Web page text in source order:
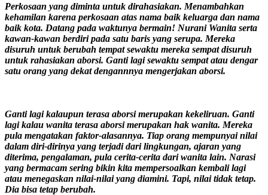
Perkosaan yang diminta untuk dirahasiakan. Menambahkan
kehamilan karena perkosaan atas nama baik keluarga dan nama
baik kota. Datang pada waktunya bermain! Nurani Wanita serta
kawan-kawan berdiri pada satu baris yang serupa. Mereka
disuruh untuk berubah tempat sewaktu mereka sempat disuruh
untuk rahasiakan aborsi. Ganti lagi sewaktu sempat atau dengar
satu orang yang dekat dengannnya mengerjakan aborsi.
Ganti lagi kalaupun terasa aborsi merupakan kekeliruan. Ganti
lagi kalau wanita terasa aborsi merupakan hak wanita. Mereka
pula mengatakan faktor-alasannya. Tiap orang mempunyai nilai
dalam diri-dirinya yang terjadi dari lingkungan, ajaran yang
diterima, pengalaman, pula cerita-cerita dari wanita lain. Narasi
yang bermacam sering bikin kita mempersoalkan kembali lagi
atau menegaskan nilai-nilai yang diamini. Tapi, nilai tidak tetap.
Dia bisa tetap berubah.